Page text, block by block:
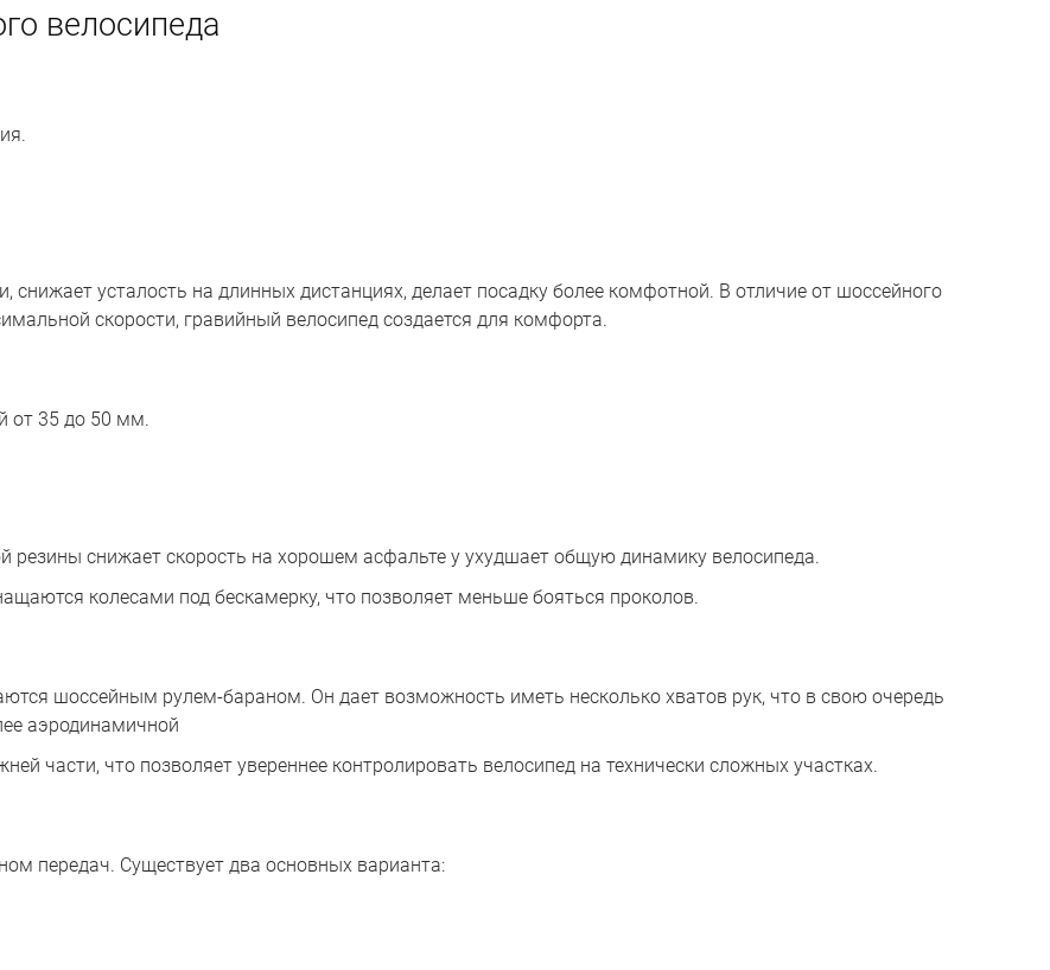
велосипеда
усталость на длинных дистанциях, делает посадку более комфотной. В отличие от шоссейного
скорости, гравийный велосипед создается для комфорта.
от 35 до 50 мм.
резины снижает скорость на хорошем асфальте у ухудшает общую динамику велосипеда.
колесами под бескамерку, что позволяет меньше бояться проколов.
шоссейным рулем-бараном. Он дает возможность иметь несколько хватов рук, что в свою очередь
аэродинамичной
части, что позволяет увереннее контролировать велосипед на технически сложных участках.
передач. Существует два основных варианта: